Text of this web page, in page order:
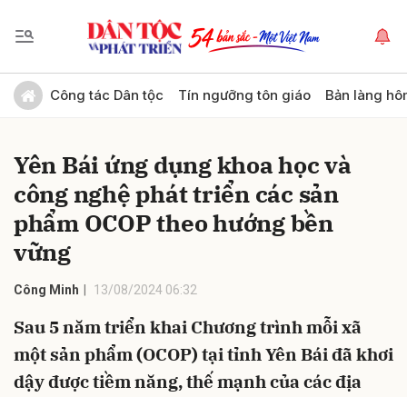
Công tác Dân tộc Tín ngưỡng tôn giáo Bản làng
Yên Bái ứng dụng khoa học và
công nghệ phát triển các sản
phẩm OCOP theo hướng bền
vững
Công Minh 13/08/2024 06:32
Sau 5 năm triển khai Chương trình mỗi xã
một sản phẩm (OCOP) tại tỉnh Yên Bái đã khơi
dậy được tiềm năng, thế mạnh của các địa
Gửi bình luận